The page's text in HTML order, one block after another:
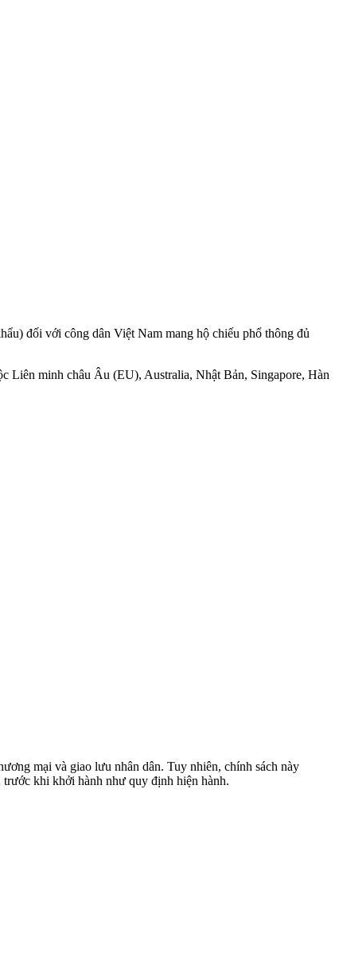
đối với công dân Việt Nam mang hộ chiếu phổ thông đủ
Liên minh châu Âu (EU), Australia, Nhật Bản, Singapore, Hàn
mại và giao lưu nhân dân. Tuy nhiên, chính sách này
khi khởi hành như quy định hiện hành.